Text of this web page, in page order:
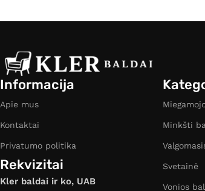
Informacija
Apie mus
Kontaktai
Privatumo politika
Rekvizitai
Kler baldai ir ko, UAB
Minkšti
Svetainė
Vonios